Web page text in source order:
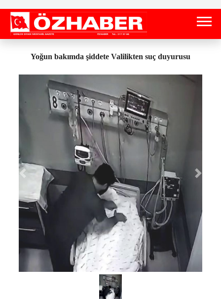
Yoğun bakımda şiddete Valilikten suç duyurusu
Önceki